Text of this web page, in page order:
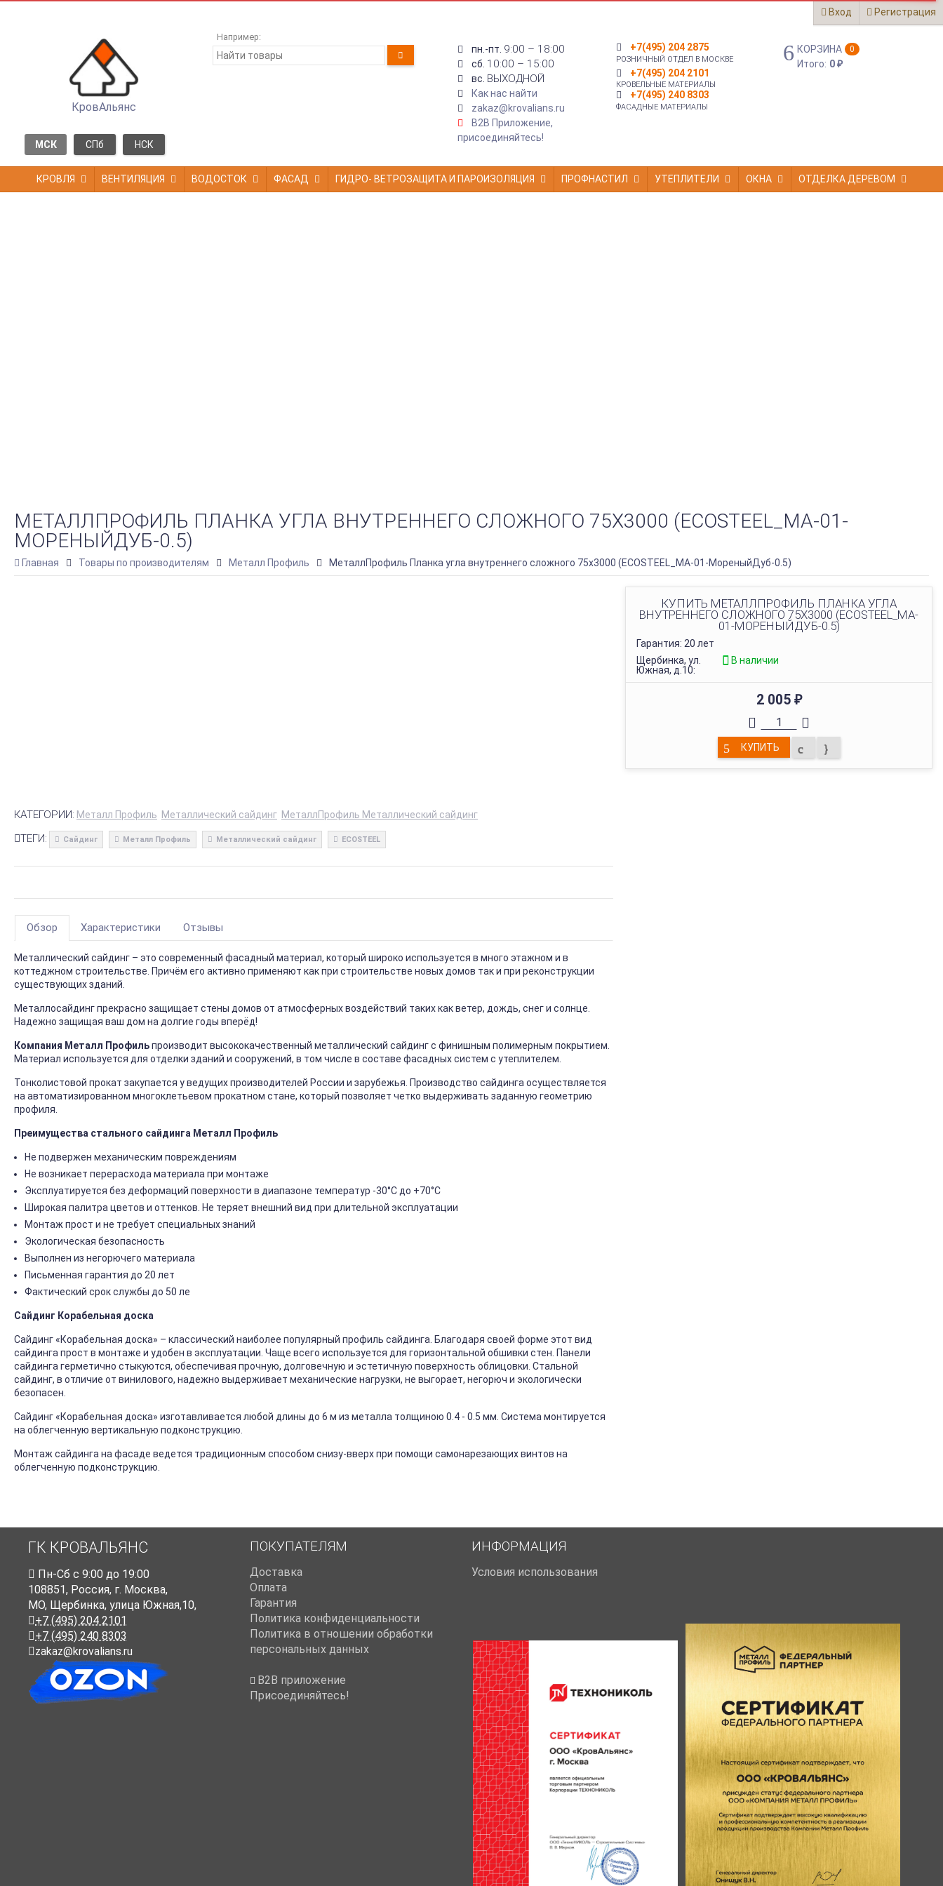
Вход Регистрация
КровАльянс
МСК СПб НСК
Например:
пн.-пт. 9:00 – 18:00
сб. 10:00 – 15:00
вс. ВЫХОДНОЙ
Как нас найти
zakaz@krovalians.ru
B2B Приложение,
присоединяйтесь!
+7(495) 204 2875
РОЗНИЧНЫЙ ОТДЕЛ В МОСКВЕ
+7(495) 204 2101
КРОВЕЛЬНЫЕ МАТЕРИАЛЫ
+7(495) 240 8303
ФАСАДНЫЕ МАТЕРИАЛЫ
КОРЗИНА 0
Итого: 0₽
КРОВЛЯ ВЕНТИЛЯЦИЯ ВОДОСТОК ФАСАД ГИДРО- ВЕТРОЗАЩИТА И ПАРОИЗОЛЯЦИЯ ПРОФНАСТИЛ УТЕПЛИТЕЛИ ОКНА ОТДЕЛКА ДЕРЕВОМ
МЕТАЛЛПРОФИЛЬ ПЛАНКА УГЛА ВНУТРЕННЕГО СЛОЖНОГО 75Х3000 (ECOSTEEL_MA-01-
МОРЕНЫЙДУБ-0.5)
Главная Товары по производителям Металл Профиль МеталлПрофиль Планка угла внутреннего сложного 75х3000 (ECOSTEEL_MA-01-МореныйДуб-0.5)
КУПИТЬ МЕТАЛЛПРОФИЛЬ ПЛАНКА УГЛА
ВНУТРЕННЕГО СЛОЖНОГО 75Х3000 (ECOSTEEL_MA-
01-МОРЕНЫЙДУБ-0.5)
Гарантия: 20 лет
Щербинка, ул.
Южная, д.10:
В наличии
2 005 ₽
КУПИТЬ
КАТЕГОРИИ: Металл Профиль Металлический сайдинг МеталлПрофиль Металлический сайдинг
ТЕГИ: Сайдинг Металл Профиль Металлический сайдинг ECOSTEEL
Обзор Характеристики Отзывы
Металлический сайдинг – это современный фасадный материал, который широко используется в много этажном и в
коттеджном строительстве. Причём его активно применяют как при строительстве новых домов так и при реконструкции
существующих зданий.
Металлосайдинг прекрасно защищает стены домов от атмосферных воздействий таких как ветер, дождь, снег и солнце.
Надежно защищая ваш дом на долгие годы вперёд!
Компания Металл Профильпроизводит высококачественный металлический сайдинг с финишным полимерным покрытием.
Материал используется для отделки зданий и сооружений, в том числе в составе фасадных систем с утеплителем.
Тонколистовой прокат закупается у ведущих производителей России и зарубежья. Производство сайдинга осуществляется
на автоматизированном многоклетьевом прокатном стане, который позволяет четко выдерживать заданную геометрию
профиля.
Преимущества стального сайдинга Металл Профиль
Не подвержен механическим повреждениям
Не возникает перерасхода материала при монтаже
Эксплуатируется без деформаций поверхности в диапазоне температур -30°C до +70°C
Широкая палитра цветов и оттенков. Не теряет внешний вид при длительной эксплуатации
Монтаж прост и не требует специальных знаний
Экологическая безопасность
Выполнен из негорючего материала
Письменная гарантия до 20 лет
Фактический срок службы до 50 ле
Сайдинг Корабельная доска
Сайдинг «Корабельная доска» – классический наиболее популярный профиль сайдинга. Благодаря своей форме этот вид
сайдинга прост в монтаже и удобен в эксплуатации. Чаще всего используется для горизонтальной обшивки стен. Панели
сайдинга герметично стыкуются, обеспечивая прочную, долговечную и эстетичную поверхность облицовки. Стальной
сайдинг, в отличие от винилового, надежно выдерживает механические нагрузки, не выгорает, негорюч и экологически
безопасен.
Сайдинг «Корабельная доска» изготавливается любой длины до 6 м из металла толщиною 0.4 - 0.5 мм. Система монтируется
на облегченную вертикальную подконструкцию.
Монтаж сайдинга на фасаде ведется традиционным способом снизу-вверх при помощи самонарезающих винтов на
облегченную подконструкцию.
ГК КРОВАЛЬЯНС
Пн-Cб с 9:00 до 19:00
108851, Россия, г. Москва,
МО, Щербинка, улица Южная,10,
+7 (495) 204 2101
+7 (495) 240 8303
zakaz@krovalians.ru
ПОКУПАТЕЛЯМ
Доставка
Оплата
Гарантия
Политика конфиденциальности
Политика в отношении обработки
персональных данных
B2B приложение
Присоединяйтесь!
ИНФОРМАЦИЯ
Условия использования